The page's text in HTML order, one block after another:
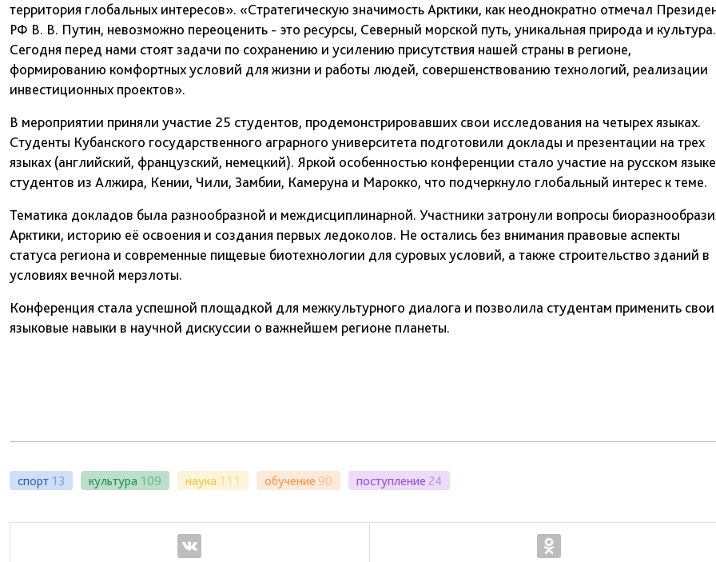
территория глобальных интересов». «Стратегическую значимость Арктики, как неоднократно отмечал
РФ В. В. Путин, невозможно переоценить - это ресурсы, Северный морской путь, уникальная природа и культура.
Сегодня перед нами стоят задачи по сохранению и усилению присутствия нашей страны в регионе,
формированию комфортных условий для жизни и работы людей, совершенствованию технологий, реализации
инвестиционных проектов».
В мероприятии приняли участие 25 студентов, продемонстрировавших свои исследования на четырех языках.
Студенты Кубанского государственного аграрного университета подготовили доклады и презентации на трех
языках (английский, французский, немецкий). Яркой особенностью конференции стало участие на русском языке
студентов из Алжира, Кении, Чили, Замбии, Камеруна и Марокко, что подчеркнуло глобальный интерес к теме.
Тематика докладов была разнообразной и междисциплинарной. Участники затронули вопросы
Арктики, историю её освоения и создания первых ледоколов. Не остались без внимания правовые аспекты
статуса региона и современные пищевые биотехнологии для суровых условий, а также строительство зданий в
условиях вечной мерзлоты.
Конференция стала успешной площадкой для межкультурного диалога и позволила студентам применить свои
языковые навыки в научной дискуссии о важнейшем регионе планеты.
спорт 13 культура 109 наука 111 обучение 90 поступление 24